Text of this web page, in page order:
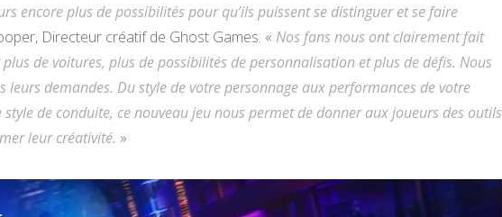
encore plus de possibilités pour qu’ils puissent se distinguer et se faire
Directeur créatif de Ghost Games. « Nos fans nous ont clairement fait
de voitures, plus de possibilités de personnalisation et plus de défis. Nous
leurs demandes. Du style de votre personnage aux performances de votre
de conduite, ce nouveau jeu nous permet de donner aux joueurs des outils
leur créativité. »